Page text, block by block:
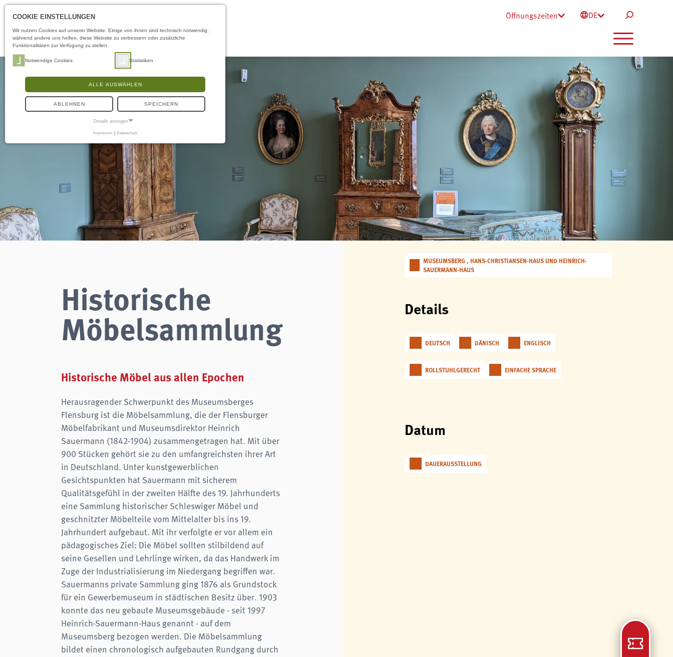
Öffnungszeiten DE
Historische
Möbelsammlung
Historische Möbel aus allen Epochen
Herausragender Schwerpunkt des Museumsberges
Flensburg ist die Möbelsammlung, die der Flensburger
Möbelfabrikant und Museumsdirektor Heinrich
Sauermann (1842-1904) zusammengetragen hat. Mit über
900 Stücken gehört sie zu den umfangreichsten ihrer Art
in Deutschland. Unter kunstgewerblichen
Gesichtspunkten hat Sauermann mit sicherem
Qualitätsgefühl in der zweiten Hälfte des 19. Jahrhunderts
eine Sammlung historischer Schleswiger Möbel und
geschnitzter Möbelteile vom Mittelalter bis ins 19.
Jahrhundert aufgebaut. Mit ihr verfolgte er vor allem ein
pädagogisches Ziel: Die Möbel sollten stilbildend auf
seine Gesellen und Lehrlinge wirken, da das Handwerk im
Zuge der Industrialisierung im Niedergang begriffen war.
Sauermanns private Sammlung ging 1876 als Grundstock
für ein Gewerbemuseum in städtischen Besitz über. 1903
konnte das neu gebaute Museumsgebäude - seit 1997
Heinrich-Sauermann-Haus genannt - auf dem
Museumsberg bezogen werden. Die Möbelsammlung
bildet einen chronologisch aufgebauten Rundgang durch
MUSEUMSBERG , HANS-CHRISTIANSEN-HAUS UND HEINRICH-
SAUERMANN-HAUS
Details
DEUTSCH DÄNISCH ENGLISCH
ROLLSTUHLGERECHT EINFACHE SPRACHE
Datum
DAUERAUSSTELLUNG
COOKIE EINSTELLUNGEN
Wir nutzen Cookies auf unserer Website. Einige von ihnen sind technisch notwendig,
während andere uns helfen, diese Website zu verbessern oder zusätzliche
Funktionalitäten zur Verfügung zu stellen.
Notwendige Cookies Statistiken
ALLE AUSWÄHLEN
ABLEHNEN SPEICHERN
Details anzeigen
Notwendige Cookies ermöglichen grundlegende Funktionen und sind für die
einwandfreie Funktion der Website erforderlich.
fe_typo3_user
Anbieter: museen-flensburg.de
Zweck: Login
Cookie Laufzeit: Session
Dieser Cookie speichert die ausgewählten Einverständnis-
Optionen des Benutzers
1 Jahr
Matomo
Impressum | Datenschutz